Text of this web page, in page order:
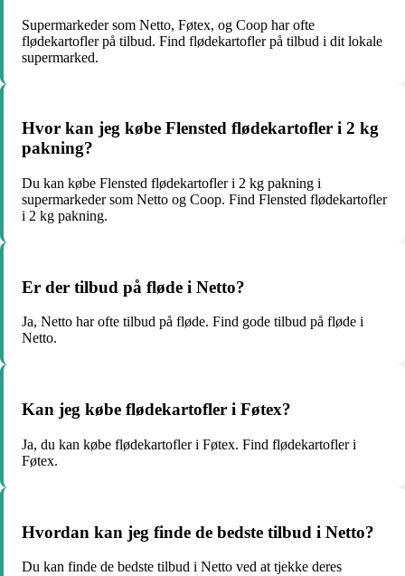
Supermarkeder som Netto, Føtex, og Coop har ofte
flødekartofler på tilbud. Find flødekartofler på tilbud i dit lokale
supermarked.
Hvor kan jeg købe Flensted flødekartofler i 2 kg
pakning?
Du kan købe Flensted flødekartofler i 2 kg pakning i
supermarkeder som Netto og Coop. Find Flensted flødekartofler
i 2 kg pakning.
Er der tilbud på fløde i Netto?
Ja, Netto har ofte tilbud på fløde. Find gode tilbud på fløde i
Netto.
Kan jeg købe flødekartofler i Føtex?
Ja, du kan købe flødekartofler i Føtex. Find flødekartofler i
Føtex.
Hvordan kan jeg finde de bedste tilbud i Netto?
Du kan finde de bedste tilbud i Netto ved at tjekke deres